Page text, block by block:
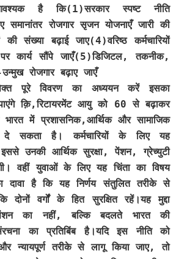
है कि(1)सरकार स्पष्ट नीति
रोजगार सृजन योजनाएँ जारी की
संख्या बढ़ाई जाए(4)वरिष्ठ कर्मचारियों
कार्य सौंपे जाएँ(5)डिजिटल, तकनीक,
रोजगार बढ़ाए जाएँ
पूरे विवरण का अध्ययन करें इसका
क़ि,रिटायरमेंट आयु को 60 से बढ़ाकर
में प्रशासनिक,आर्थिक और सामाजिक
सकता है। कर्मचारियों के लिए यह
उनकी आर्थिक सुरक्षा, पेंशन, ग्रेच्युटी
वहीं युवाओं के लिए यह चिंता का विषय
है कि यह निर्णय संतुलित तरीके से
दोनों वर्गों के हित सुरक्षित रहें।यह मुद्दा
का नहीं, बल्कि बदलते भारत की
का प्रतिबिंब है।यदि इस नीति को
और न्यायपूर्ण तरीके से लागू किया जाए, तो